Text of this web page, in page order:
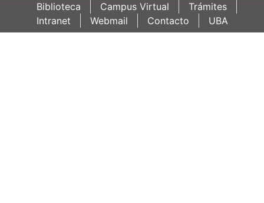
Biblioteca
Campus Virtual
Trámites
Intranet
Webmail Contacto UBA